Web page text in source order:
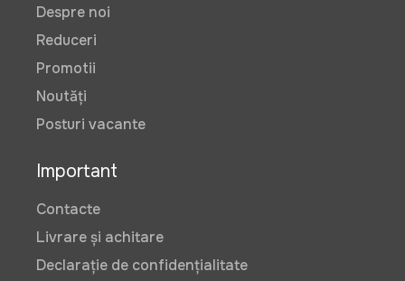
Despre noi
Reduceri
Promotii
Noutăți
Posturi vacante
Important
Contacte
Livrare și achitare
Declarație de confidențialitate